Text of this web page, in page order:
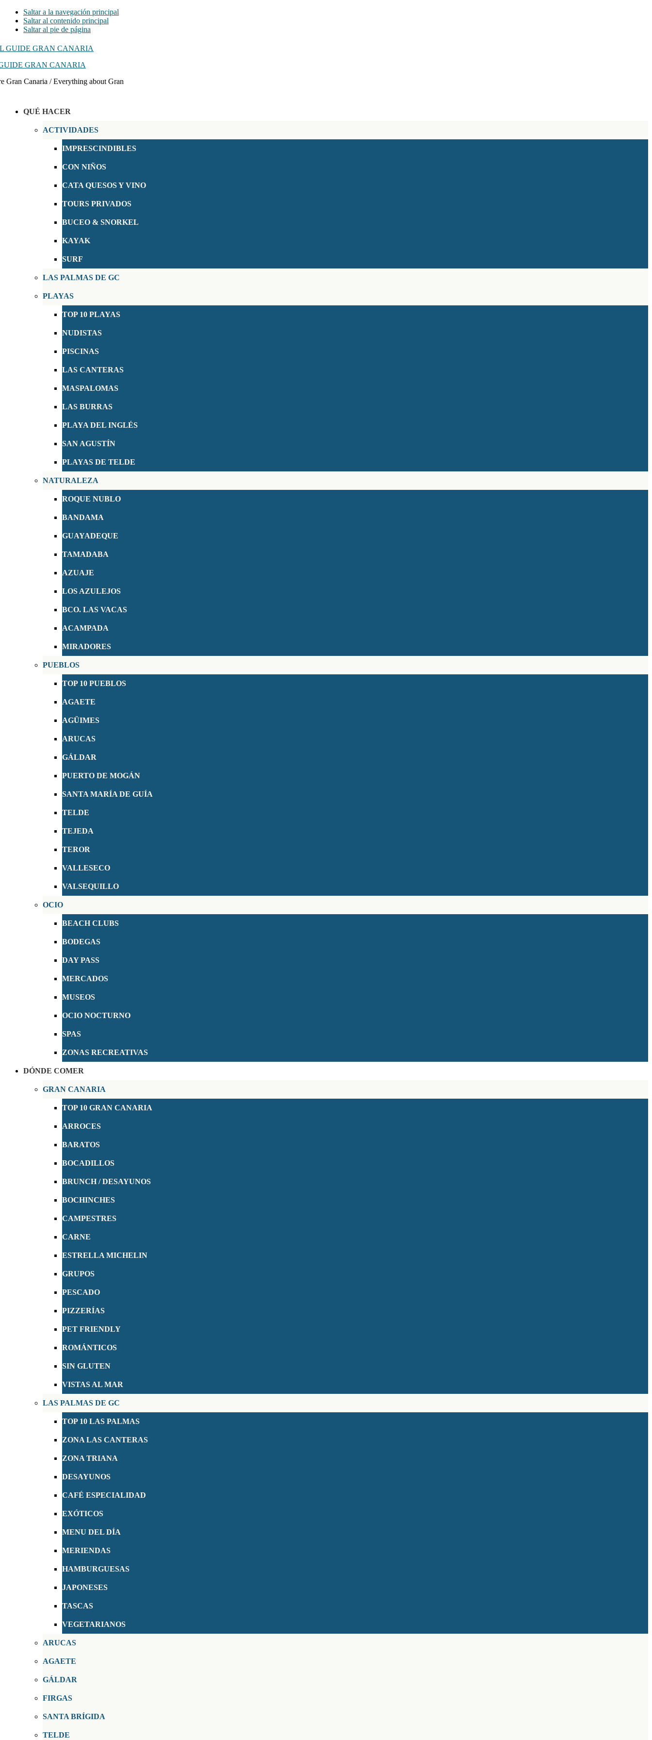
Saltar a la navegación principal
Saltar al contenido principal
Saltar al pie de página
GRAN CANARIA
Gran Canaria / Everything about Gran
QUÉ HACER
ACTIVIDADES
IMPRESCINDIBLES
CON NIÑOS
CATA QUESOS Y VINO
TOURS PRIVADOS
BUCEO & SNORKEL
KAYAK
SURF
LAS PALMAS DE GC
PLAYAS
TOP 10 PLAYAS
NUDISTAS
PISCINAS
LAS CANTERAS
MASPALOMAS
LAS BURRAS
PLAYA DEL INGLÉS
SAN AGUSTÍN
PLAYAS DE TELDE
NATURALEZA
ROQUE NUBLO
BANDAMA
GUAYADEQUE
TAMADABA
AZUAJE
LOS AZULEJOS
BCO. LAS VACAS
ACAMPADA
MIRADORES
PUEBLOS
TOP 10 PUEBLOS
AGAETE
AGÜIMES
ARUCAS
GÁLDAR
PUERTO DE MOGÁN
SANTA MARÍA DE GUÍA
TELDE
TEJEDA
TEROR
VALLESECO
VALSEQUILLO
OCIO
BEACH CLUBS
BODEGAS
DAY PASS
MERCADOS
MUSEOS
OCIO NOCTURNO
SPAS
ZONAS RECREATIVAS
DÓNDE COMER
GRAN CANARIA
TOP 10 GRAN CANARIA
ARROCES
BARATOS
BOCADILLOS
BRUNCH / DESAYUNOS
BOCHINCHES
CAMPESTRES
CARNE
ESTRELLA MICHELIN
GRUPOS
PESCADO
PIZZERÍAS
PET FRIENDLY
ROMÁNTICOS
SIN GLUTEN
VISTAS AL MAR
LAS PALMAS DE GC
TOP 10 LAS PALMAS
ZONA LAS CANTERAS
ZONA TRIANA
DESAYUNOS
CAFÉ ESPECIALIDAD
EXÓTICOS
MENU DEL DÍA
MERIENDAS
HAMBURGUESAS
JAPONESES
TASCAS
VEGETARIANOS
ARUCAS
AGAETE
GÁLDAR
FIRGAS
SANTA BRÍGIDA
TELDE